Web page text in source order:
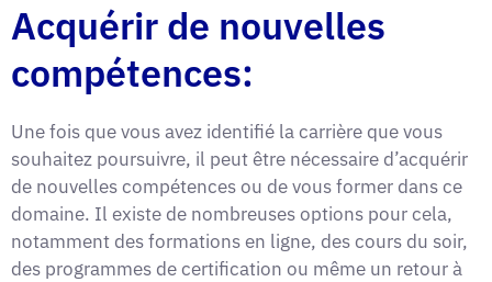
Acquérir de nouvelles
compétences:
Une fois que vous avez identifié la carrière que vous
souhaitez poursuivre, il peut être nécessaire d’acquérir
de nouvelles compétences ou de vous former dans ce
domaine. Il existe de nombreuses options pour cela,
notamment des formations en ligne, des cours du soir,
des programmes de certification ou même un retour à